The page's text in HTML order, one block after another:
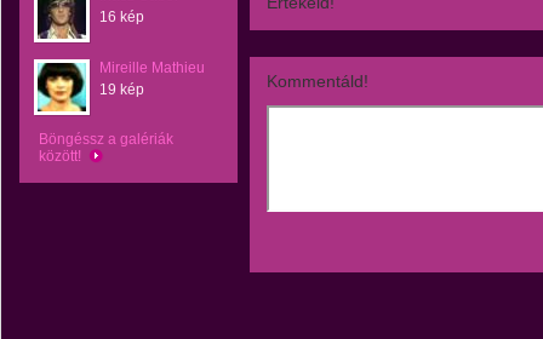
16 kép
Mireille Mathieu
19 kép
Böngéssz a galériák
között!
Kommentáld!